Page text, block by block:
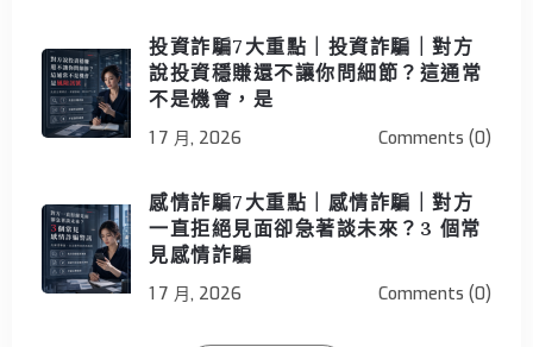
投資詐騙7大重點｜投資詐騙｜對方
說投資穩賺還不讓你問細節？這通常
不是機會，是
1 7 月, 2026 Comments (0)
感情詐騙7大重點｜感情詐騙｜對方
一直拒絕見面卻急著談未來？3 個常
見感情詐騙
1 7 月, 2026 Comments (0)